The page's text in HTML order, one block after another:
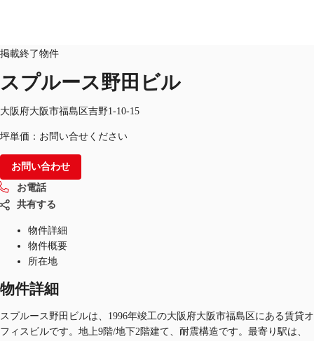
地図検索
記事
お気に入り
お電話 お問合せ
掲載終了物件
スプルース野田ビル
大阪府大阪市福島区吉野1-10-15
坪単価：お問い合せください
お問い合わせ
お電話
共有する
物件詳細
物件概要
所在地
物件詳細
スプルース野田ビルは、1996年竣工の大阪府大阪市福島区にある賃貸オ
フィスビルです。地上9階/地下2階建て、耐震構造です。最寄り駅は、